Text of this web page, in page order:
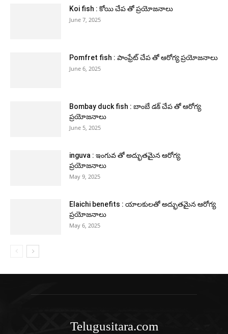
Koi fish : కోయి చేప తో ప్రయోజనాలు
June 7, 2025
Pomfret fish : పాంఫ్రేట్ చేప తో ఆరోగ్య ప్రయోజనాలు
June 6, 2025
Bombay duck fish : బాంబే డక్ చేప తో ఆరోగ్య
ప్రయోజనాలు
June 5, 2025
inguva : ఇంగువ తో అద్భుతమైన ఆరోగ్య
ప్రయోజనాలు
May 9, 2025
Elaichi benefits : యాలకులతో అద్భుతమైన ఆరోగ్య
ప్రయోజనాలు
May 6, 2025
Telugusitara.com